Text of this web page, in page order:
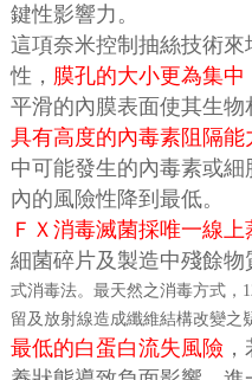
鍵性影響力。
這項奈米控制抽絲技術
性， 膜孔的大小更為集中
平滑的內膜表面使其生物
具有高度的內毒素阻隔能
中可能發生的內毒素或
內的風險性降到最低。
ＦＸ消毒滅菌採唯一線
細菌碎片及製造中殘餘物
式消毒法。最天然之消毒方式，
留及放射線造成纖維結構改變之
最低的白蛋白流失風險